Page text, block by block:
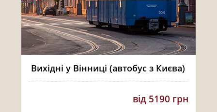
Вихідні у Вінниці (автобус з Києва)
від 5190 грн